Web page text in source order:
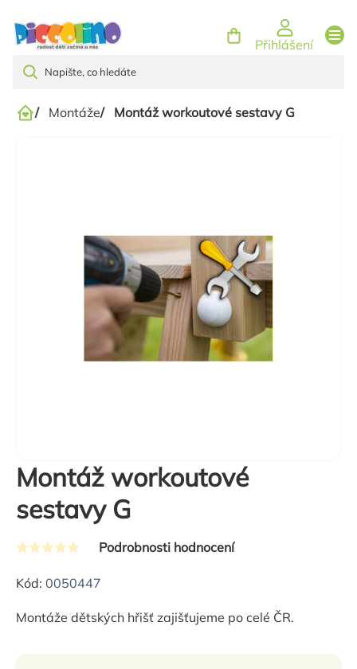
Přihlášení
Domů
/ Montáže/ Montáž workoutové sestavy G
Montáž workoutové
sestavy G
Průměrné
hodnocení
je
Podrobnosti hodnocení
Kód: 0050447
Montáže dětských hřišť zajišťujeme po celé ČR.